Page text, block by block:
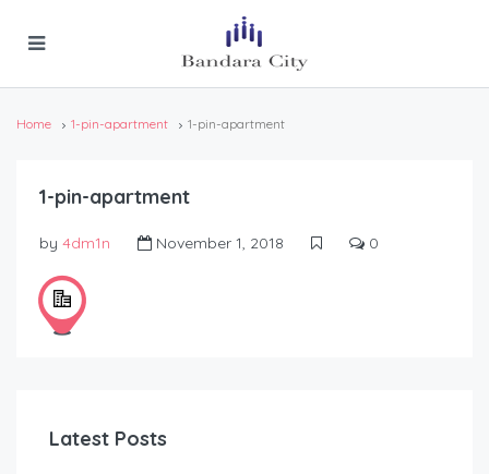
Home 1-pin-apartment 1-pin-apartment
1-pin-apartment
by 4dm1n November 1, 2018 0
Latest Posts